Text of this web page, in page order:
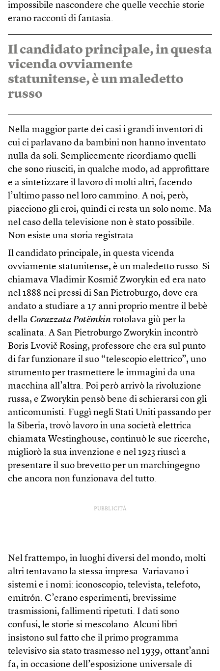
impossibile nascondere che quelle vecchie storie
erano racconti di fantasia.
Il candidato principale, in questa
vicenda ovviamente
statunitense, è un maledetto
russo
Nella maggior parte dei casi i grandi inventori di
cui ci parlavano da bambini non hanno inventato
nulla da soli. Semplicemente ricordiamo quelli
che sono riusciti, in qualche modo, ad approfittare
e a sintetizzare il lavoro di molti altri, facendo
l’ultimo passo nel loro cammino. A noi, però,
piacciono gli eroi, quindi ci resta un solo nome. Ma
nel caso della televisione non è stato possibile.
Non esiste una storia registrata.
Il candidato principale, in questa vicenda
ovviamente statunitense, è un maledetto russo. Si
chiamava Vladimir Kosmič Zworykin ed era nato
nel 1888 nei pressi di San Pietroburgo, dove era
andato a studiare a 17 anni proprio mentre il bebè
della Corazzata Potëmkin rotolava giù per la
scalinata. A San Pietroburgo Zworykin incontrò
Boris Lvovič Rosing, professore che era sul punto
di far funzionare il suo “telescopio elettrico”, uno
strumento per trasmettere le immagini da una
macchina all’altra. Poi però arrivò la rivoluzione
russa, e Zworykin pensò bene di schierarsi con gli
anticomunisti. Fuggì negli Stati Uniti passando per
la Siberia, trovò lavoro in una società elettrica
chiamata Westinghouse, continuò le sue ricerche,
migliorò la sua invenzione e nel 1923 riuscì a
presentare il suo brevetto per un marchingegno
che ancora non funzionava del tutto.
PUBBLICITÀ
Nel frattempo, in luoghi diversi del mondo, molti
altri tentavano la stessa impresa. Variavano i
sistemi e i nomi: iconoscopio, televista, telefoto,
emitrón. C’erano esperimenti, brevissime
trasmissioni, fallimenti ripetuti. I dati sono
confusi, le storie si mescolano. Alcuni libri
insistono sul fatto che il primo programma
televisivo sia stato trasmesso nel 1939, ottant’anni
fa, in occasione dell’esposizione universale di